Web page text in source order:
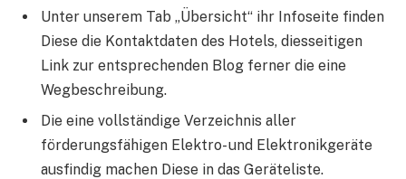
Unter unserem Tab „Übersicht“ ihr Infoseite finden
Diese die Kontaktdaten des Hotels, diesseitigen
Link zur entsprechenden Blog ferner die eine
Wegbeschreibung.
Die eine vollständige Verzeichnis aller
förderungsfähigen Elektro- und Elektronikgeräte
ausfindig machen Diese in das Geräteliste.